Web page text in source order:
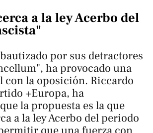
a la ley Acerbo del
por sus detractores
ha provocado una
con la oposición. Riccardo
+Europa, ha
la propuesta es la que
a la ley Acerbo del periodo